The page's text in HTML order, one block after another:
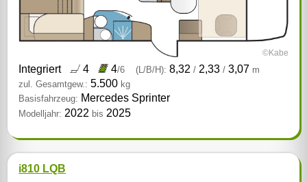
©Kabe
Integriert 4 4/6 (L/B/H): 8,32/ 2,33/ 3,07 m
zul. Gesamtgew.: 5.500 kg
Basisfahrzeug: Mercedes Sprinter
Modelljahr: 2022 bis 2025
i810 LQB